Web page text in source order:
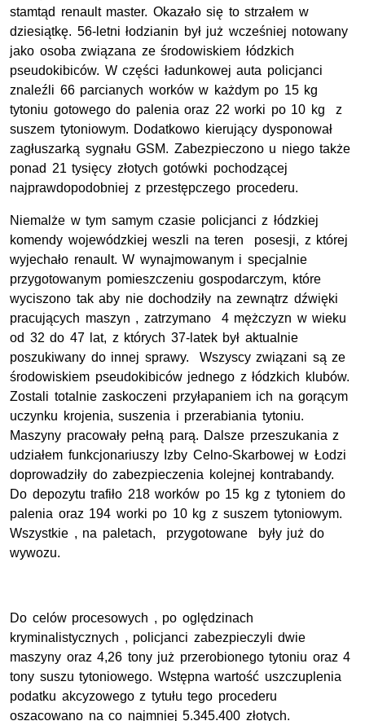
stamtąd renault master. Okazało się to strzałem w
dziesiątkę. 56-letni łodzianin był już wcześniej notowany
jako osoba związana ze środowiskiem łódzkich
pseudokibiców. W części ładunkowej auta policjanci
znaleźli 66 parcianych worków w każdym po 15 kg
tytoniu gotowego do palenia oraz 22 worki po 10 kg z
suszem tytoniowym. Dodatkowo kierujący dysponował
zagłuszarką sygnału GSM. Zabezpieczono u niego także
ponad 21 tysięcy złotych gotówki pochodzącej
najprawdopodobniej z przestępczego procederu.
Niemalże w tym samym czasie policjanci z łódzkiej
komendy wojewódzkiej weszli na teren posesji, z której
wyjechało renault. W wynajmowanym i specjalnie
przygotowanym pomieszczeniu gospodarczym, które
wyciszono tak aby nie dochodziły na zewnątrz dźwięki
pracujących maszyn , zatrzymano 4 mężczyzn w wieku
od 32 do 47 lat, z których 37-latek był aktualnie
poszukiwany do innej sprawy. Wszyscy związani są ze
środowiskiem pseudokibiców jednego z łódzkich klubów.
Zostali totalnie zaskoczeni przyłapaniem ich na gorącym
uczynku krojenia, suszenia i przerabiania tytoniu.
Maszyny pracowały pełną parą. Dalsze przeszukania z
udziałem funkcjonariuszy Izby Celno-Skarbowej w Łodzi
doprowadziły do zabezpieczenia kolejnej kontrabandy.
Do depozytu trafiło 218 worków po 15 kg z tytoniem do
palenia oraz 194 worki po 10 kg z suszem tytoniowym.
Wszystkie , na paletach, przygotowane były już do
wywozu.
Do celów procesowych , po oględzinach
kryminalistycznych , policjanci zabezpieczyli dwie
maszyny oraz 4,26 tony już przerobionego tytoniu oraz 4
tony suszu tytoniowego. Wstępna wartość uszczuplenia
podatku akcyzowego z tytułu tego procederu
oszacowano na co najmniej 5.345.400 złotych.